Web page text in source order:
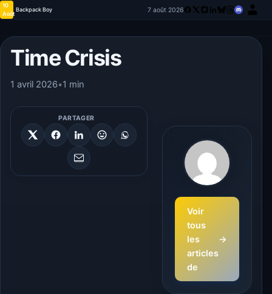
10
Août
Backpack Boy 7 août 2026
Time Crisis
1 avril 2026•1 min
PARTAGER
Voir
tous
les
articles
de
→